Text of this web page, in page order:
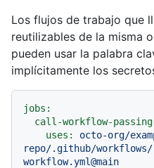
Los flujos de trabajo que
reutilizables de la misma
pueden usar la palabra
implícitamente los
jobs:
call-workflow-
uses:
octo-org/
repo/.github/workflows/
workflow.yml@main